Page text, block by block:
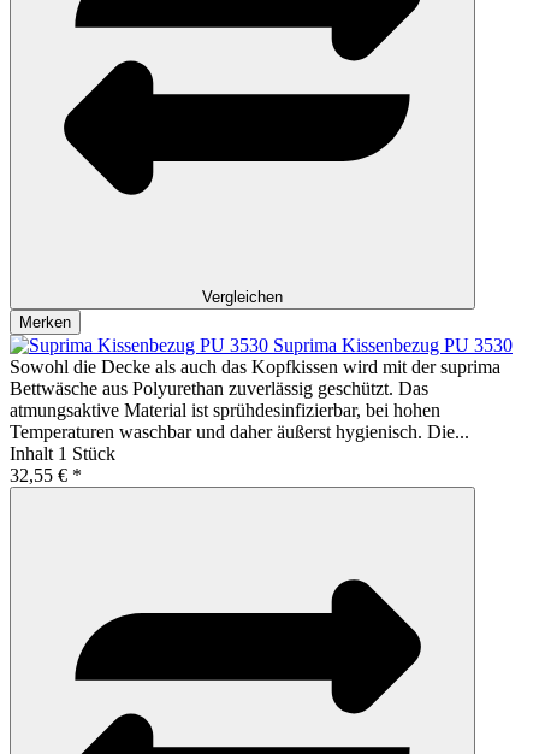
Vergleichen
Merken
Suprima Kissenbezug PU 3530
Sowohl die Decke als auch das Kopfkissen wird mit der suprima
Bettwäsche aus Polyurethan zuverlässig geschützt. Das
atmungsaktive Material ist sprühdesinfizierbar, bei hohen
Temperaturen waschbar und daher äußerst hygienisch. Die...
Inhalt 1 Stück
32,55 € *